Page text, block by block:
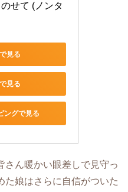
せて (ノンタ
見る
見る
ングで見る
さん暖かい眼差しで見守っ
た娘はさらに自信がついた